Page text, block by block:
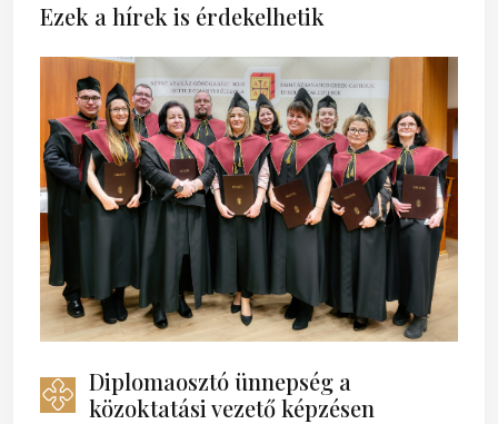
Ezek a hírek is érdekelhetik
Diplomaosztó ünnepség a
közoktatási vezető képzésen